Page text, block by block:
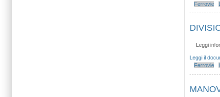
Ferrovie
Leggi
Leggi il
Ferrovie